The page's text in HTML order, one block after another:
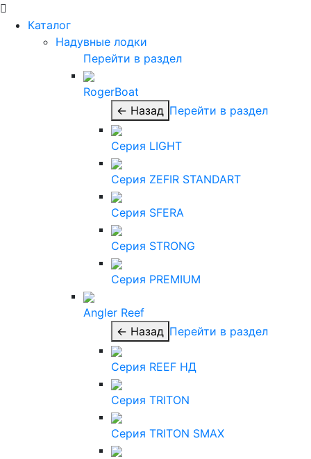
Каталог
Надувные лодки
Перейти в раздел
RogerBoat
← Назад Перейти в раздел
Серия LIGHT
Серия ZEFIR STANDART
Серия SFERA
Серия STRONG
Серия PREMIUM
Angler Reef
← Назад Перейти в раздел
Серия REEF НД
Серия TRITON
Серия TRITON SMAX